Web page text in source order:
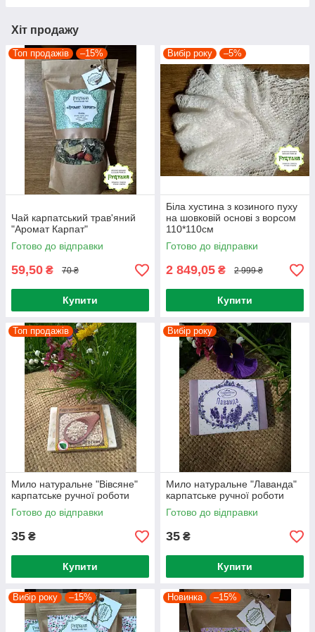
Хіт продажу
Топ продажів –15%
Чай карпатський трав'яний
"Аромат Карпат"
Готово до відправки
59,50 ₴ 70 ₴
Купити
Вибір року –5%
Біла хустина з козиного пуху
на шовковій основі з ворсом
110*110см
Готово до відправки
2 849,05 ₴ 2 999 ₴
Купити
Топ продажів
Мило натуральне "Вівсяне"
карпатське ручної роботи
Готово до відправки
35 ₴
Купити
Вибір року
Мило натуральне "Лаванда"
карпатське ручної роботи
Готово до відправки
35 ₴
Купити
Вибір року –15% Новинка –15%